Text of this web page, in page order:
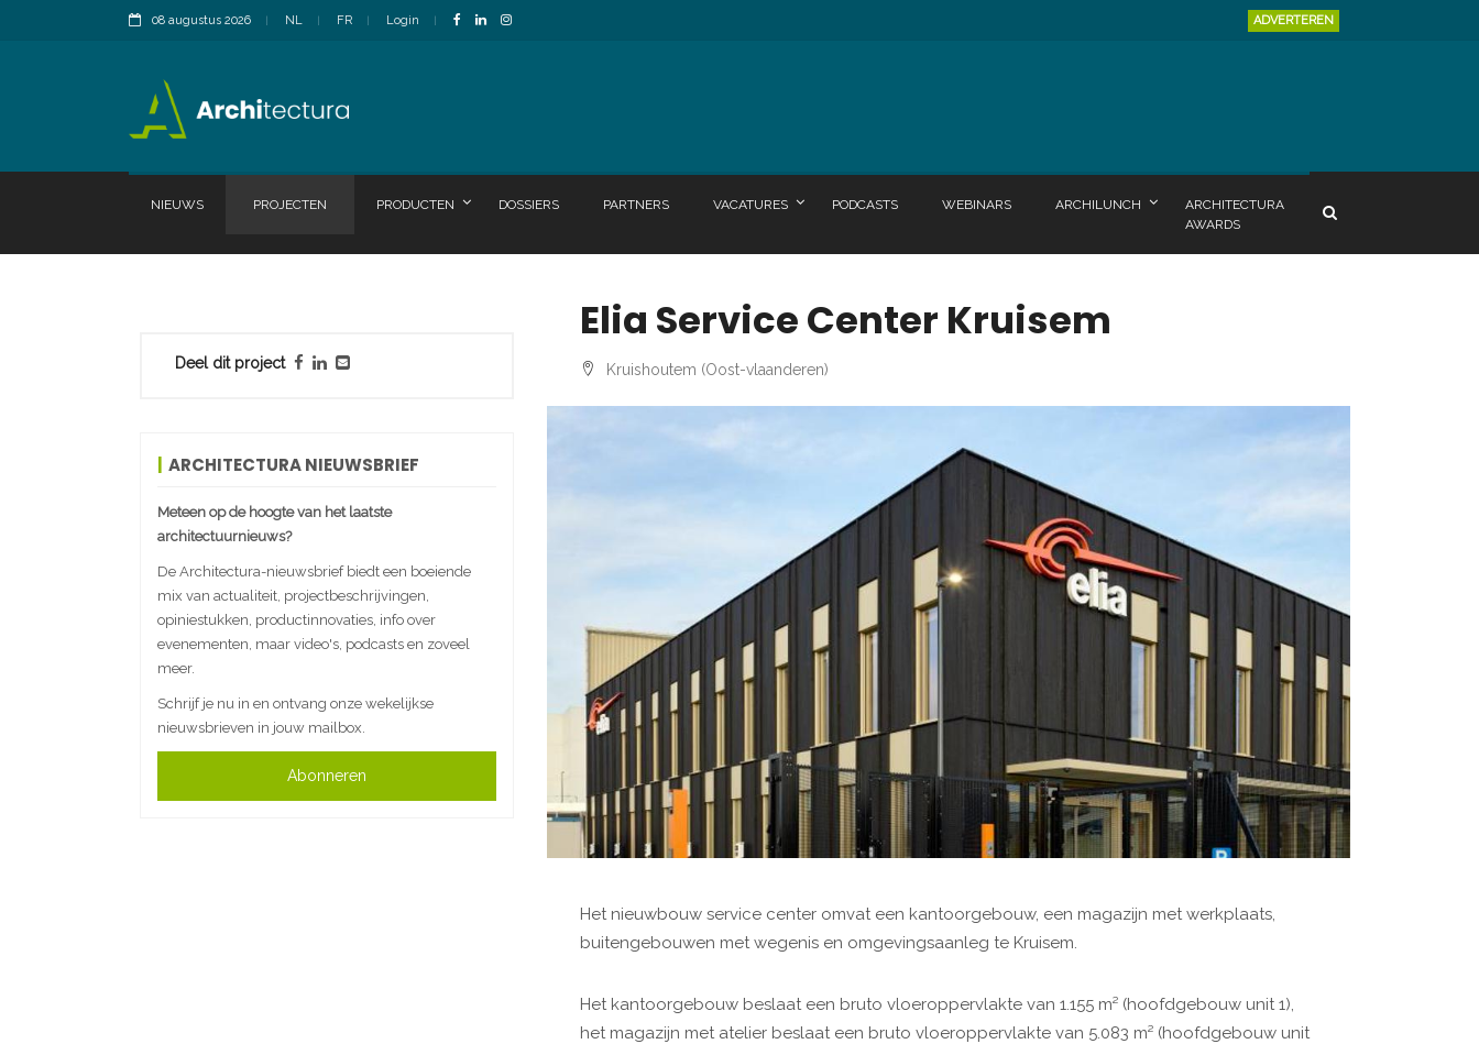
08 augustus 2026 NL FR Login ADVERTEREN
NIEUWS PROJECTEN PRODUCTEN DOSSIERS PARTNERS VACATURES PODCASTS WEBINARS ARCHILUNCH
ARCHITECTURA
AWARDS
Deel dit project
ARCHITECTURA NIEUWSBRIEF
Meteen op de hoogte van het laatste
architectuurnieuws?
De Architectura-nieuwsbrief biedt een boeiende
mix van actualiteit, projectbeschrijvingen,
opiniestukken, productinnovaties, info over
evenementen, maar video's, podcasts en zoveel
meer.
Schrijf je nu in en ontvang onze wekelijkse
nieuwsbrieven in jouw mailbox.
Abonneren
Elia Service Center Kruisem
Kruishoutem (Oost-vlaanderen)
Het nieuwbouw service center omvat een kantoorgebouw, een magazijn met werkplaats,
buitengebouwen met wegenis en omgevingsaanleg te Kruisem.
Het kantoorgebouw beslaat een bruto vloeroppervlakte van 1.155 m² (hoofdgebouw unit 1),
het magazijn met atelier beslaat een bruto vloeroppervlakte van 5.083 m² (hoofdgebouw unit